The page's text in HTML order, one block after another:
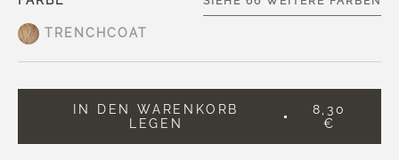
TRENCHCOAT
IN DEN WARENKORB
LEGEN
8,30
€